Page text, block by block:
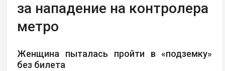
за нападение на контролера
метро
Женщина пыталась пройти в «подземку»
без билета